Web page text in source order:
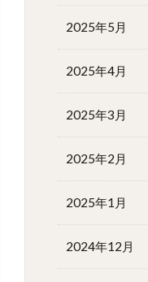
2025年5月
2025年4月
2025年3月
2025年2月
2025年1月
2024年12月